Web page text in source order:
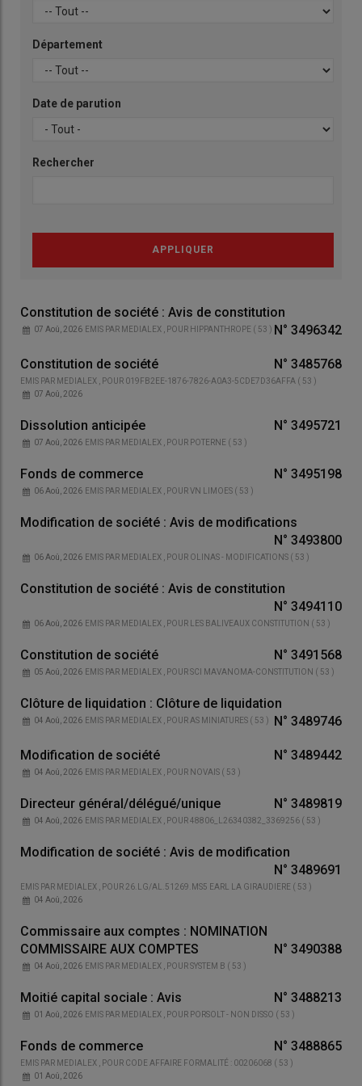
Département
Date de parution
Rechercher
Constitution de société : Avis de constitution
N° 3496342
EMIS PAR MEDIALEX , POUR HIPPANTHROPE ( 53 )
07 Aoû, 2026
Constitution de société N° 3485768
EMIS PAR MEDIALEX , POUR 019FB2EE-1876-7826-A0A3-5CDE7D36AFFA ( 53 )
07 Aoû, 2026
Dissolution anticipée N° 3495721
EMIS PAR MEDIALEX , POUR POTERNE ( 53 )
07 Aoû, 2026
Fonds de commerce N° 3495198
EMIS PAR MEDIALEX , POUR VN LIMOES ( 53 )
06 Aoû, 2026
Modification de société : Avis de modifications
N° 3493800
EMIS PAR MEDIALEX , POUR OLINAS - MODIFICATIONS ( 53 )
06 Aoû, 2026
Constitution de société : Avis de constitution
N° 3494110
EMIS PAR MEDIALEX , POUR LES BALIVEAUX CONSTITUTION ( 53 )
06 Aoû, 2026
Constitution de société N° 3491568
EMIS PAR MEDIALEX , POURSCI MAVANOMA-CONSTITUTION ( 53 )
05 Aoû, 2026
Clôture de liquidation : Clôture de liquidation
N° 3489746
EMIS PAR MEDIALEX , POURAS MINIATURES ( 53 )
04 Aoû, 2026
Modification de société N° 3489442
EMIS PAR MEDIALEX , POUR NOVAIS ( 53 )
04 Aoû, 2026
Directeur général/délégué/unique N° 3489819
EMIS PAR MEDIALEX , POUR48806_L26340382_3369256 ( 53 )
04 Aoû, 2026
Modification de société : Avis de modification
N° 3489691
EMIS PAR MEDIALEX , POUR 26.LG/AL.51269.MS5 EARL LA GIRAUDIERE ( 53 )
04 Aoû, 2026
Commissaire aux comptes : NOMINATION
COMMISSAIRE AUX COMPTES
N° 3490388
EMIS PAR MEDIALEX , POURSYSTEM B ( 53 )
04 Aoû, 2026
Moitié capital sociale : Avis N° 3488213
EMIS PAR MEDIALEX , POUR PORSOLT - NON DISSO ( 53 )
01 Aoû, 2026
Fonds de commerce N° 3488865
EMIS PAR MEDIALEX , POUR CODE AFFAIRE FORMALITÉ : 00206068 ( 53 )
01 Aoû, 2026